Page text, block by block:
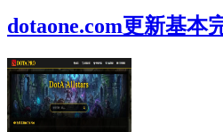
dotaone.com更新基本